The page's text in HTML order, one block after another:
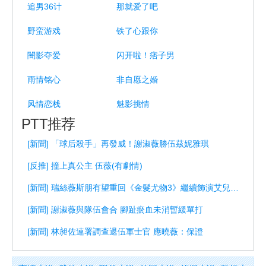
追男36计 那就爱了吧
野蛮游戏 铁了心跟你
闇影夺爱 闪开啦！痞子男
雨情铭心 非自愿之婚
风情恋栈 魅影挑情
PTT推荐
[新聞] 「球后殺手」再發威！謝淑薇勝伍茲妮雅琪
[反推] 撞上真公主 伍薇(有劇情)
[新聞] 謝淑薇與隊伍會合 腳趾瘀血未消暫緩單打
[新聞] 林昶佐連署調查退伍軍士官 應曉薇：保證